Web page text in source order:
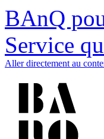
BAnQ
Service
Aller directement au